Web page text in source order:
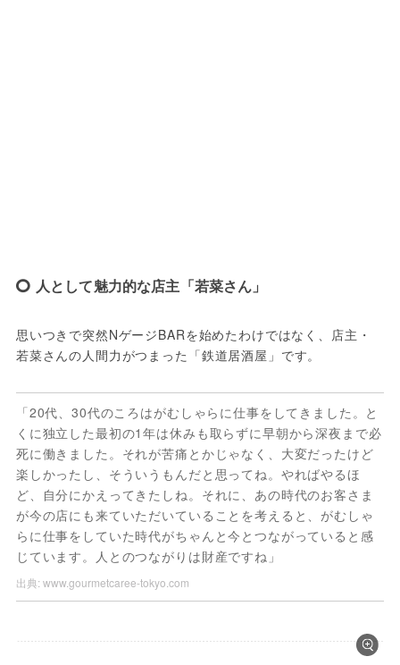
人として魅力的な店主「若菜さん」
思いつきで突然NゲージBARを始めたわけではなく、店主・
若菜さんの人間力がつまった「鉄道居酒屋」です。
「20代、30代のころはがむしゃらに仕事をしてきました。と
くに独立した最初の1年は休みも取らずに早朝から深夜まで必
死に働きました。それが苦痛とかじゃなく、大変だったけど
楽しかったし、そういうもんだと思ってね。やればやるほ
ど、自分にかえってきたしね。それに、あの時代のお客さま
が今の店にも来ていただいていることを考えると、がむしゃ
らに仕事をしていた時代がちゃんと今とつながっていると感
じています。人とのつながりは財産ですね」
出典: www.gourmetcaree-tokyo.com